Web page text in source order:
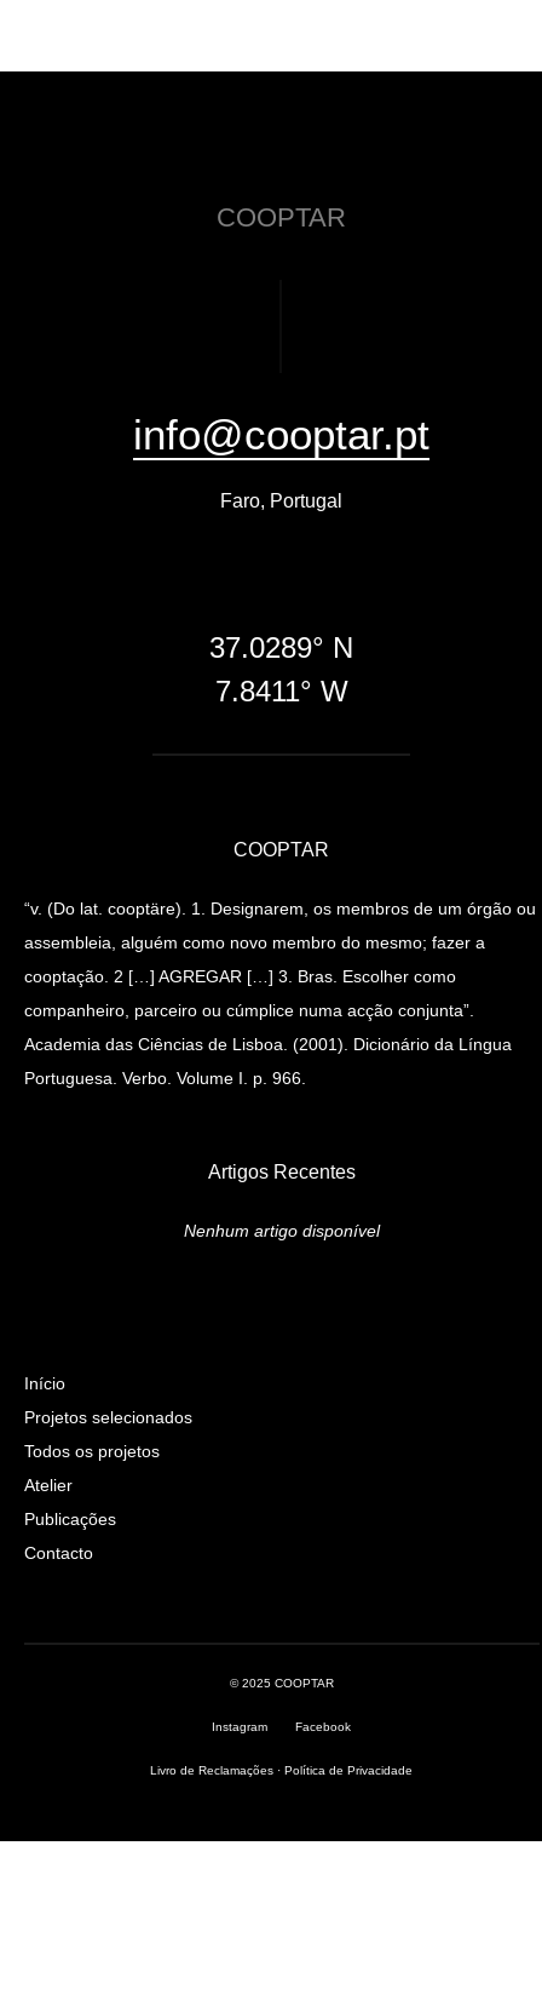
COOPTAR
info@cooptar.pt
Faro, Portugal
37.0289° N
7.8411° W
COOPTAR
“v. (Do lat. cooptäre). 1. Designarem, os membros de um órgão ou
assembleia, alguém como novo membro do mesmo; fazer a
cooptação. 2 […] AGREGAR […] 3. Bras. Escolher como
companheiro, parceiro ou cúmplice numa acção conjunta”.
Academia das Ciências de Lisboa. (2001). Dicionário da Língua
Portuguesa. Verbo. Volume I. p. 966.
Artigos Recentes
Nenhum artigo disponível
Início
Projetos selecionados
Todos os projetos
Atelier
Publicações
Contacto
© 2025 COOPTAR
Instagram Facebook
Livro de Reclamações · Política de Privacidade